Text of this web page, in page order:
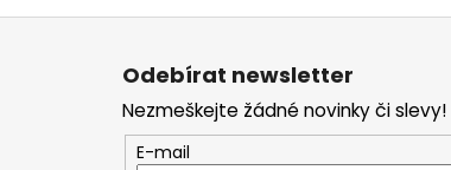
Odebírat newsletter
Nezmeškejte žádné novinky či slevy!
E-mail